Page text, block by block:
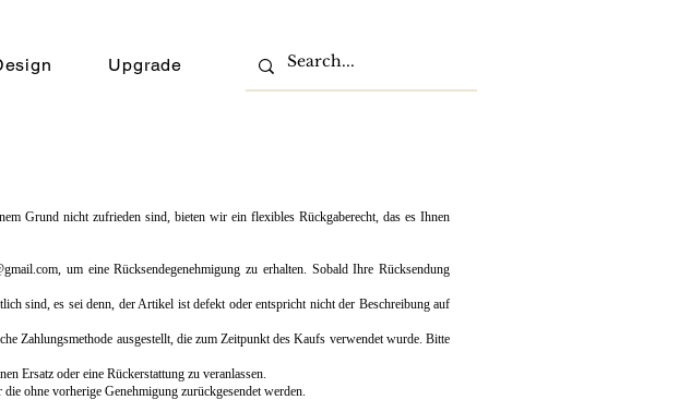
Upgrade
Grund nicht zufrieden sind, bieten wir ein flexibles Rückgaberecht, das es Ihnen
, um eine Rücksendegenehmigung zu erhalten. Sobald Ihre Rücksendung
sind, es sei denn, der Artikel ist defekt oder entspricht nicht der Beschreibung auf
Zahlungsmethode ausgestellt, die zum Zeitpunkt des Kaufs verwendet wurde. Bitte
Ersatz oder eine Rückerstattung zu veranlassen.
ohne vorherige Genehmigung zurückgesendet werden.